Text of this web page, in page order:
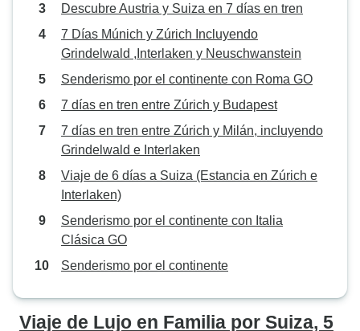
Descubre Austria y Suiza en 7 días en tren
7 Días Múnich y Zúrich Incluyendo
Grindelwald ,Interlaken y Neuschwanstein
Senderismo por el continente con Roma GO
7 días en tren entre Zúrich y Budapest
7 días en tren entre Zúrich y Milán, incluyendo
Grindelwald e Interlaken
Viaje de 6 días a Suiza (Estancia en Zúrich e
Interlaken)
Senderismo por el continente con Italia
Clásica GO
Senderismo por el continente
Viaje de Lujo en Familia por Suiza, 5